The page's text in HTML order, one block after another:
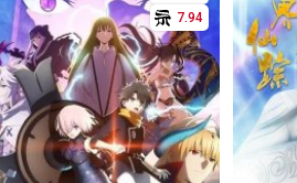
7.94